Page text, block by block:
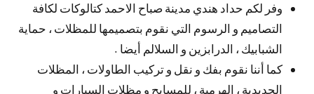
وفر لكم حداد هندي مدينة صباح الاحمد كتالوكات لكافة
التصاميم و الرسوم التي نقوم بتصميمها للمظلات ، حماية
الشبابيك ، الدرابزين و السلالم أيضا .
كما أننا نقوم بفك و نقل و تركيب الطاولات ، المظلات
الحديدية ، الهرمية ، للمسابح و مظلات السيارات و